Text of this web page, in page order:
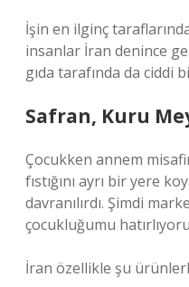
İşin en ilginç
insanlar İran denince
gıda tarafında da ciddi
Safran, Kuru
Çocukken annem
fıstığını ayrı bir yere
davranılırdı. Şimdi
çocukluğumu
İran özellikle şu